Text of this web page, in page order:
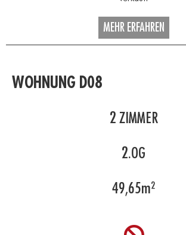
MEHR ERFAHREN
WOHNUNG D08
2 ZIMMER
2.OG
49,65m²